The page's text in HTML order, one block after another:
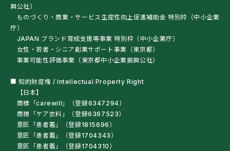
興公社）
ものづくり・商業・サービス生産性向上促進補助金 特別枠（中小企業
庁）
JAPAN ブランド育成支援等事業 特別枠（中小企業庁）
女性・若者・シニア創業サポート事業（東京都）
事業可能性評価事業（東京都中小企業振興公社）
■ 知的財産権 / Intellectual Property Right
【日本】
商標「carewill」（登録6347294）
商標「ケア衣料」（登録6367523）
意匠「患者着」（登録1815696）
意匠「患者着」（登録1704343）
意匠「患者着」（登録1704310）